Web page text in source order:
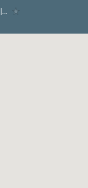
KJC | LIÊN MINH KJC | MỖI BƯỚC ĐI - MỖI Ý TƯỞNG